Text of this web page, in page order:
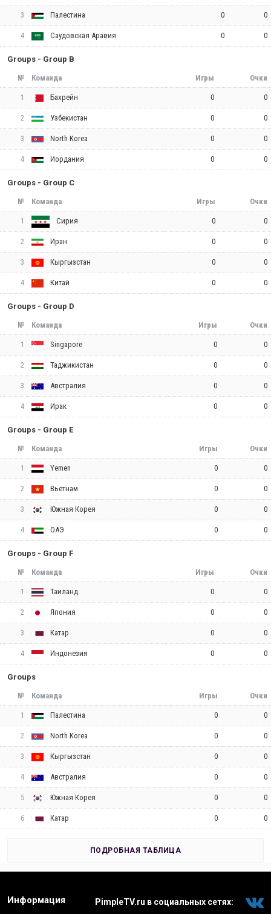
3 Палестина 0 0
4 Саудовская Аравия 0 0
Groups - Group B
№ Команда Игры Очки
1 Бахрейн 0 0
2 Узбекистан 0 0
3 North Korea 0 0
4 Иордания 0 0
Groups - Group C
№ Команда Игры Очки
1 Сирия 0 0
2 Иран 0 0
3 Кыргызстан 0 0
4 Китай 0 0
Groups - Group D
№ Команда Игры Очки
1 Singapore 0 0
2 Таджикистан 0 0
3 Австралия 0 0
4 Ирак 0 0
Groups - Group E
№ Команда Игры Очки
1 Yemen 0 0
2 Вьетнам 0 0
3 Южная Корея 0 0
4 ОАЭ 0 0
Groups - Group F
№ Команда Игры Очки
1 Таиланд 0 0
2 Япония 0 0
3 Катар 0 0
4 Индонезия 0 0
Groups
№ Команда Игры Очки
1 Палестина 0 0
2 North Korea 0 0
3 Кыргызстан 0 0
4 Австралия 0 0
5 Южная Корея 0 0
6 Катар 0 0
ПОДРОБНАЯ ТАБЛИЦА
Информация PimpleTV.ru в социальных сетях: